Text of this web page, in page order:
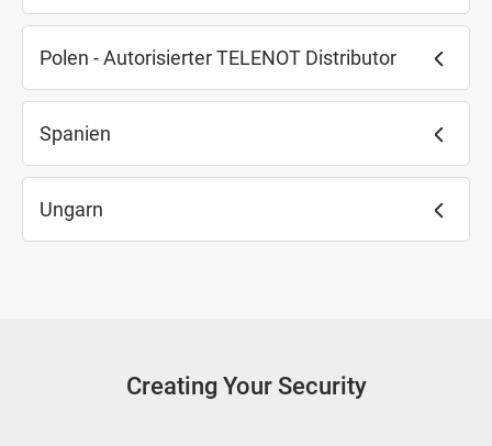
Polen - Autorisierter TELENOT Distributor
Spanien
Ungarn
Creating Your Security